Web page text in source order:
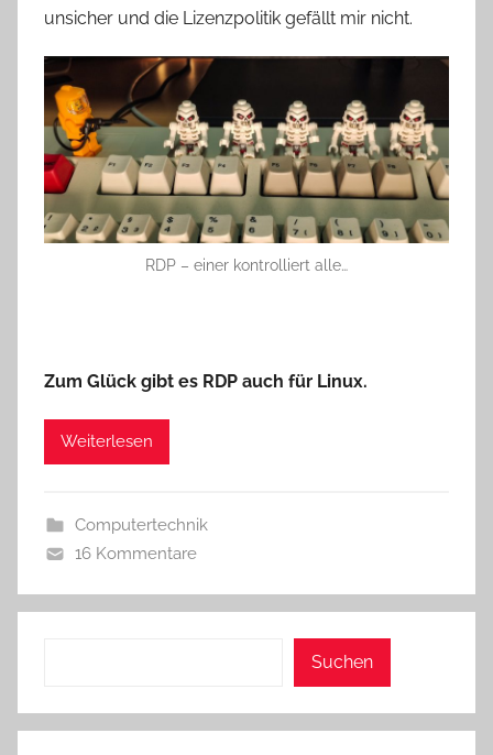
unsicher und die Lizenzpolitik gefällt mir nicht.
RDP – einer kontrolliert alle…
Zum Glück gibt es RDP auch für Linux.
Weiterlesen
Computertechnik
16 Kommentare
Suchen